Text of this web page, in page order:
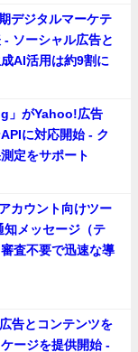
デジタルマーケテ
- ソーシャル広告と
AI活用は約9割に
」がYahoo!広告
に対応開始 - ク
定をサポート
カウント向けツー
メッセージ（テ
査不要で迅速な導
告とコンテンツを
ージを提供開始 -